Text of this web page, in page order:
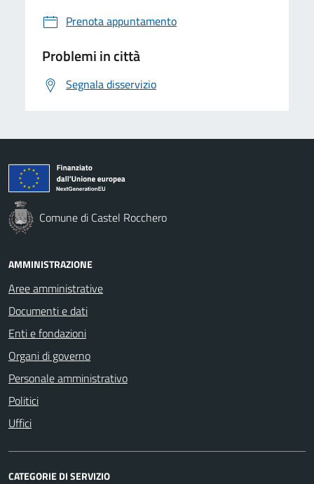
Prenota appuntamento
Problemi in città
Segnala disservizio
Comune di Castel Rocchero
AMMINISTRAZIONE
Aree amministrative
Documenti e dati
Enti e fondazioni
Organi di governo
Personale amministrativo
Politici
Uffici
CATEGORIE DI SERVIZIO